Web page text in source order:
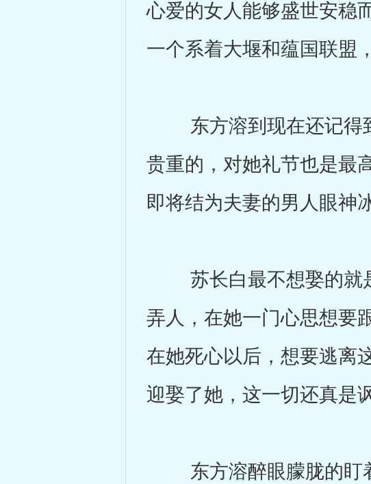
心爱的女人能够盛世安稳
一个系着大堰和蕴国联盟
东方溶到现在还记得
贵重的，对她礼节也是最
即将结为夫妻的男人眼神
苏长白最不想娶的就
弄人，在她一门心思想要
在她死心以后，想要逃离
迎娶了她，这一切还真是
东方溶醉眼朦胧的盯